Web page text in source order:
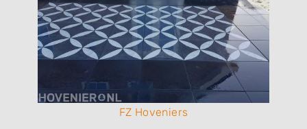
FZ Hoveniers